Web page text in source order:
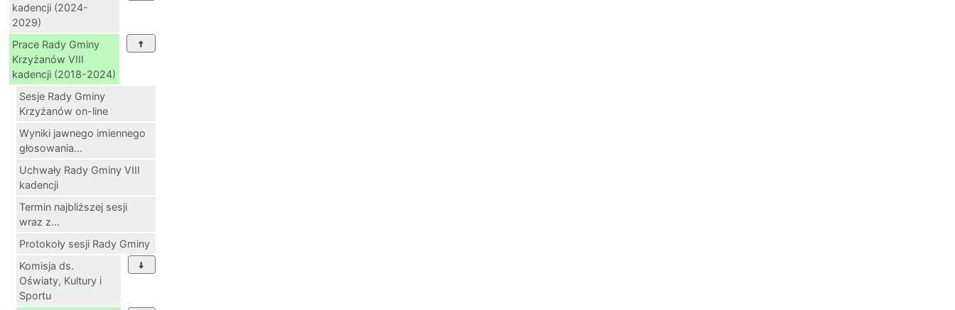
kadencji (2024-
2029)
Prace Rady Gminy
Krzyżanów VIII
kadencji (2018-2024)
Sesje Rady Gminy
Krzyżanów on-line
Wyniki jawnego imiennego
głosowania...
Uchwały Rady Gminy VIII
kadencji
Termin najbliższej sesji
wraz z...
Protokoły sesji Rady Gminy
Komisja ds.
Oświaty, Kultury i
Sportu